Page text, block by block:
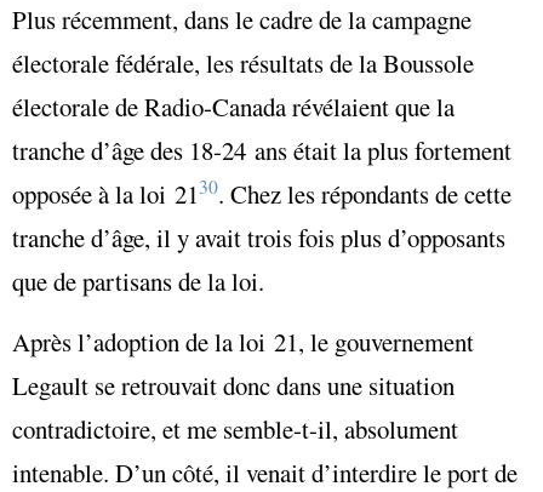
Plus récemment, dans le cadre de la campagne
électorale fédérale, les résultats de la Boussole
électorale de Radio-Canada révélaient que la
tranche d’âge des 18-24 ans était la plus fortement
opposée à la loi 2130. Chez les répondants de cette
tranche d’âge, il y avait trois fois plus d’opposants
que de partisans de la loi.
Après l’adoption de la loi 21, le gouvernement
Legault se retrouvait donc dans une situation
contradictoire, et me semble-t-il, absolument
intenable. D’un côté, il venait d’interdire le port de